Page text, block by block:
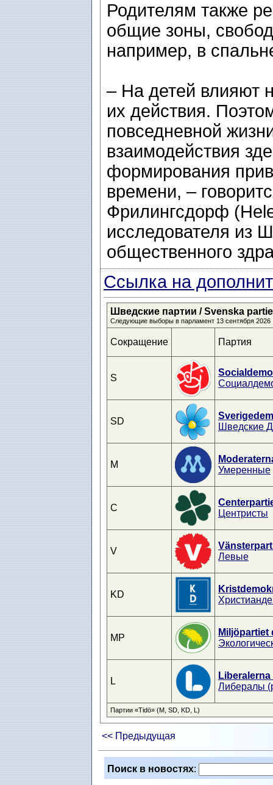
Родителям также
общие зоны,
например, в
– На детей влияют
их действия.
повседневной
взаимодействия
формирования
времени, –
Фрилингсдорф
исследователя из
общественного
Ссылка на
Шведские партии / Svenska
Следующие выборы в парламент 13 сентября 2026
Сокращение Партия
S
SD
Шведские
M
Умеренные
C
Центристы
V
Левые
KD
MP
Miljöpartiet
L
Liberalerna
Либералы
Партии «Tidö» (M, SD, KD, L)
<< Предыдущая
Поиск в новостях: